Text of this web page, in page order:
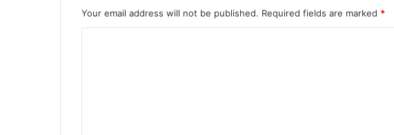
Your email address will not be published. Required fields are marked *